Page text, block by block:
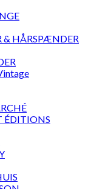
& HÅRSPÆNDER
ÉDITIONS